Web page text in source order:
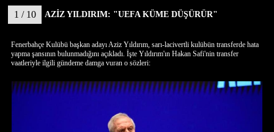
1 / 10 AZİZ YILDIRIM: "UEFA KÜME DÜŞÜRÜR"
Fenerbahçe Kulübü başkan adayı Aziz Yıldırım, sarı-lacivertli kulübün transferde hata
yapma şansının bulunmadığını açıkladı. İşte Yıldırım'ın Hakan Safi'nin transfer
vaatleriyle ilgili gündeme damga vuran o sözleri: